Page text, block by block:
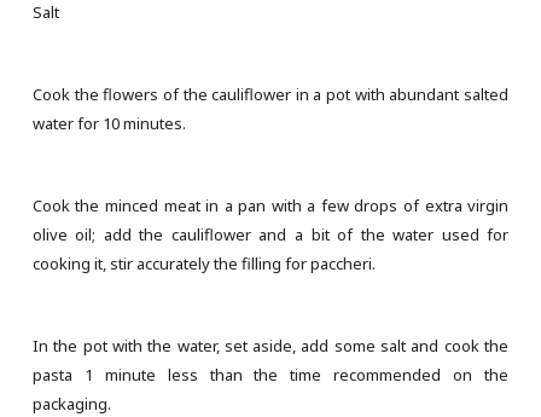
Salt
Cook the flowers of the cauliflower in a pot with abundant salted
water for 10 minutes.
Cook the minced meat in a pan with a few drops of extra virgin
olive oil; add the cauliflower and a bit of the water used for
cooking it, stir accurately the filling for paccheri.
In the pot with the water, set aside, add some salt and cook the
pasta 1 minute less than the time recommended on the
packaging.